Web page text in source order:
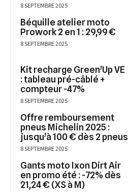
8 SEPTEMBRE 2025
Béquille atelier moto
Prowork 2 en 1 : 29,99 €
8 SEPTEMBRE 2025
Kit recharge Green’Up VE
: tableau pré-câblé +
compteur -47%
8 SEPTEMBRE 2025
Offre remboursement
pneus Michelin 2025 :
jusqu’à 100 € dès 2 pneus
8 SEPTEMBRE 2025
Gants moto Ixon Dirt Air
en promo été : -72% dès
21,24 € (XS à M)